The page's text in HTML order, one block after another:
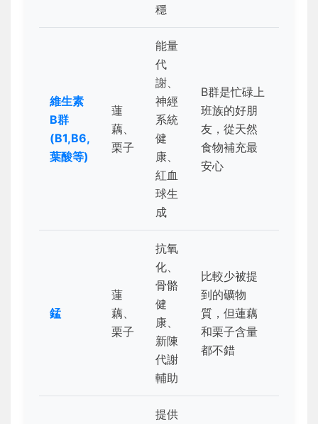
穩
維生素
B群
(B1,B6,
葉酸等)
蓮
藕、
栗子
能量
代
謝、
神經
系統
健
康、
紅血
球生
成
B群是忙碌上
班族的好朋
友，從天然
食物補充最
安心
錳
蓮
藕、
栗子
抗氧
化、
骨骼
健
康、
新陳
代謝
輔助
比較少被提
到的礦物
質，但蓮藕
和栗子含量
都不錯
提供